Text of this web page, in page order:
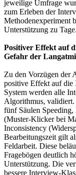
jeweilige Umfrage
zum Erleben der
Methodenexperiment
Unterstützung zu Tage.
Positiver Effekt auf
Gefahr der
Zu den Vorzügen der
positive Effekt auf die
System werden alle
Algorithmus, validiert.
fünf Säulen
(Muster-Klicker bei
Inconsistency
Bearbeitungszeit gilt
Feldarbeit. Diese
Fragebögen deutlich
Unterstützung. Die
bessere Interview-